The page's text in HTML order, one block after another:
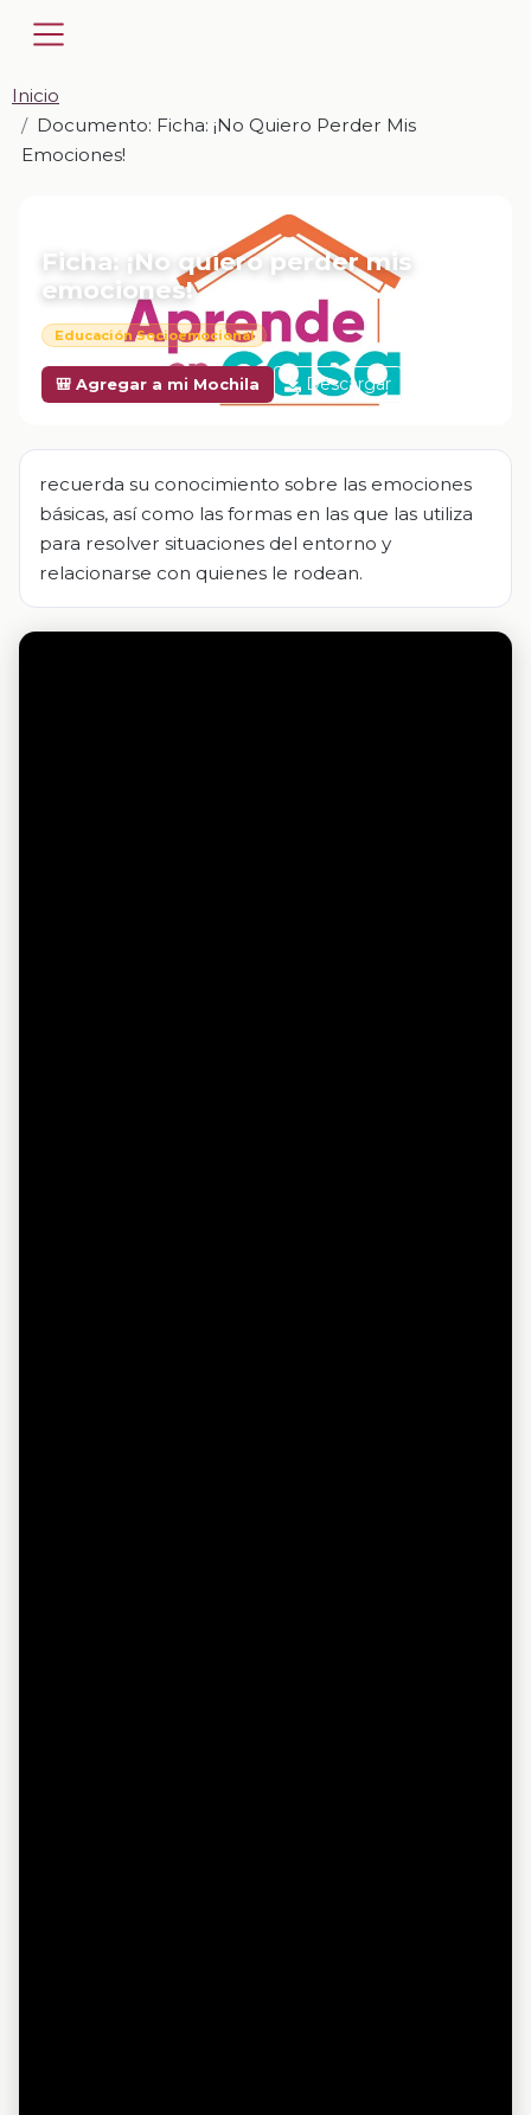
Inicio
Documento: Ficha: ¡No Quiero Perder Mis
Emociones!
Ficha: ¡No quiero perder mis
emociones!
Educación Socioemocional
🎒 Agregar a mi Mochila Descargar
recuerda su conocimiento sobre las emociones
básicas, así como las formas en las que las utiliza
para resolver situaciones del entorno y
relacionarse con quienes le rodean.